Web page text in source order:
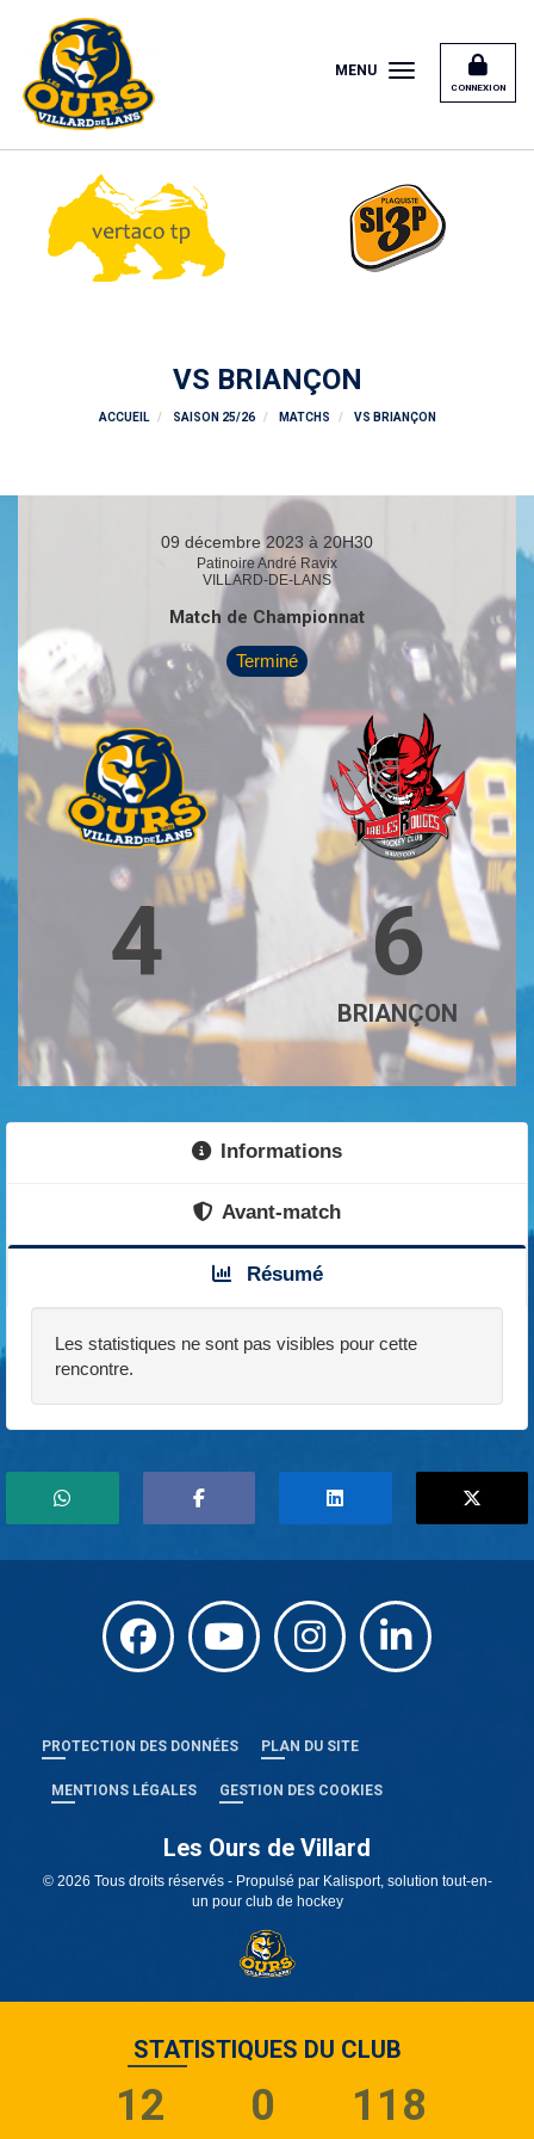
CONNEXION
MENU
VS BRIANÇON
ACCUEIL SAISON 25/26 MATCHS VS BRIANÇON
09 décembre 2023 à 20H30
Patinoire André Ravix
VILLARD-DE-LANS
Match de Championnat
Terminé
4 6
BRIANÇON
Informations
Avant-match
Résumé
Les statistiques ne sont pas visibles pour cette
rencontre.
PROTECTION DES DONNÉES PLAN DU SITE
MENTIONS LÉGALES GESTION DES COOKIES
Les Ours de Villard
© 2026 Tous droits réservés - Propulsé par Kalisport, solution tout-en-
un pour club de hockey
STATISTIQUES DU CLUB
12 0 118
Panneau de gestion des cookies